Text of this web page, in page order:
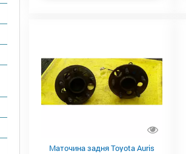
Маточина задня Toyota Auris